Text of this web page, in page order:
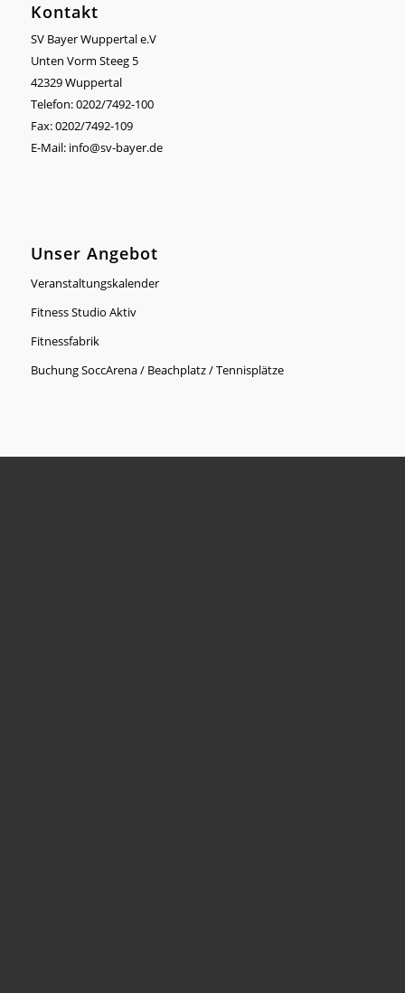
Kontakt
SV Bayer Wuppertal e.V
Unten Vorm Steeg 5
42329 Wuppertal
Telefon: 0202/7492-100
Fax: 0202/7492-109
E-Mail: info@sv-bayer.de
Unser Angebot
Veranstaltungskalender
Fitness Studio Aktiv
Fitnessfabrik
Buchung SoccArena / Beachplatz / Tennisplätze